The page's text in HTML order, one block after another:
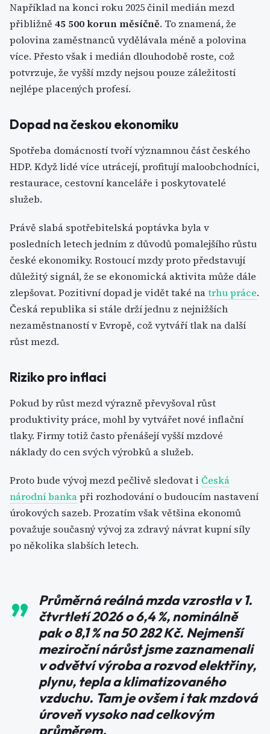
Například na konci roku 2025 činil medián mezd
přibližně 45 500 korun měsíčně. To znamená, že
polovina zaměstnanců vydělávala méně a polovina
více. Přesto však i medián dlouhodobě roste, což
potvrzuje, že vyšší mzdy nejsou pouze záležitostí
nejlépe placených profesí.
Dopad na českou ekonomiku
Spotřeba domácností tvoří významnou část českého
HDP. Když lidé více utrácejí, profitují maloobchodníci,
restaurace, cestovní kanceláře i poskytovatelé
služeb.
Právě slabá spotřebitelská poptávka byla v
posledních letech jedním z důvodů pomalejšího růstu
české ekonomiky. Rostoucí mzdy proto představují
důležitý signál, že se ekonomická aktivita může dále
zlepšovat. Pozitivní dopad je vidět také natrhu práce.
Česká republika si stále drží jednu z nejnižších
nezaměstnaností v Evropě, což vytváří tlak na další
růst mezd.
Riziko pro inflaci
Pokud by růst mezd výrazně převyšoval růst
produktivity práce, mohl by vytvářet nové inflační
tlaky. Firmy totiž často přenášejí vyšší mzdové
náklady do cen svých výrobků a služeb.
Proto bude vývoj mezd pečlivě sledovat i Česká
národní bankapři rozhodování o budoucím nastavení
úrokových sazeb. Prozatím však většina ekonomů
považuje současný vývoj za zdravý návrat kupní síly
po několika slabších letech.
Průměrná reálná mzda vzrostla v 1.
čtvrtletí 2026 o 6,4 %, nominálně
pak o 8,1 % na 50 282 Kč. Nejmenší
meziroční nárůst jsme zaznamenali
v odvětví výroba a rozvod elektřiny,
plynu, tepla a klimatizovaného
vzduchu. Tam je ovšem i tak mzdová
úroveň vysoko nad celkovým
průměrem.